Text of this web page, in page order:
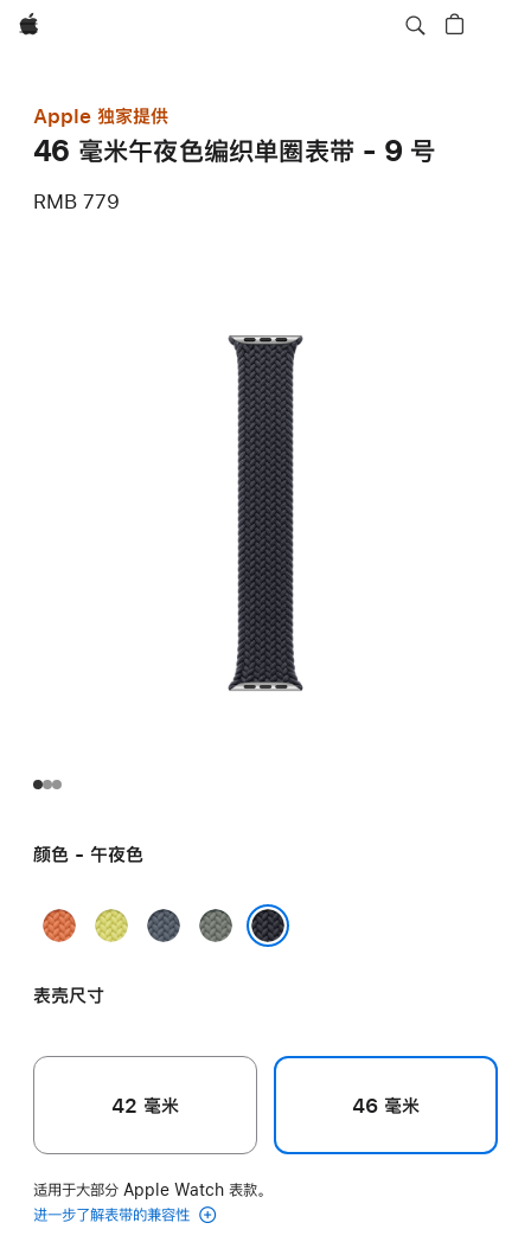
Apple
Apple 独家提供
46 毫米午夜色编织单圈表带 - 9 号
RMB 779
颜色 - 午夜色
姜
末
霓
黄
铁
灰
表壳尺寸
42 毫米 46 毫米
适用于大部分 Apple Watch 表款。
进一步了解表带的兼容性